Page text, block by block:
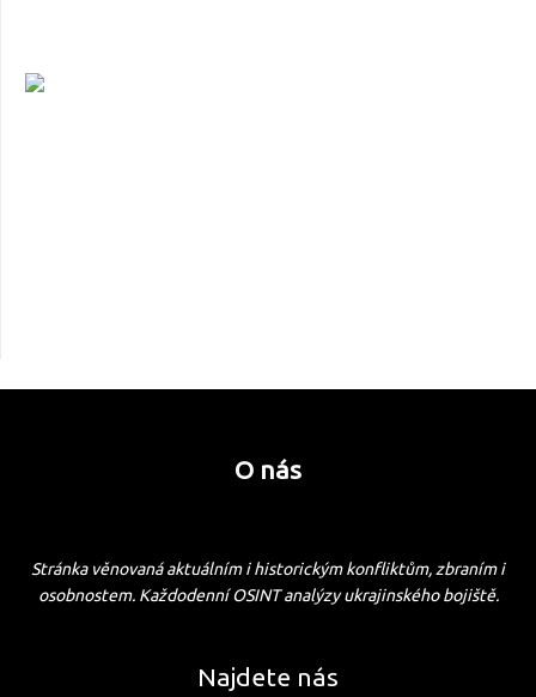
O nás
Stránka věnovaná aktuálním i historickým konfliktům, zbraním i
osobnostem. Každodenní OSINT analýzy ukrajinského bojiště.
Najdete nás